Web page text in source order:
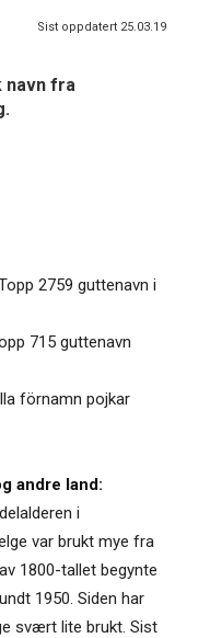
Sist oppdatert 25.03.19
navn fra
2759 guttenavn i
715 guttenavn
förnamn pojkar
andre land:
i
var brukt mye fra
1800-tallet begynte
1950. Siden har
svært lite brukt. Sist